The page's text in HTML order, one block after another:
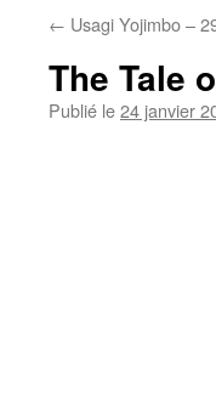
contenu
← Usagi Yojimbo –
The Tale
Publié le24 janvier